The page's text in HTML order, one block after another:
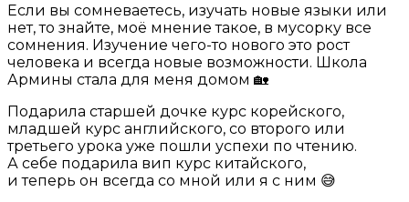
Если вы сомневаетесь, изучать новые языки или
нет, то знайте, моё мнение такое, в мусорку все
сомнения. Изучение чего-то нового это рост
человека и всегда новые возможности. Школа
Армины стала для меня домом 🏡
Подарила старшей дочке курс корейского,
младшей курс английского, со второго или
третьего урока уже пошли успехи по чтению.
А себе подарила вип курс китайского,
и теперь он всегда со мной или я с ним 😅